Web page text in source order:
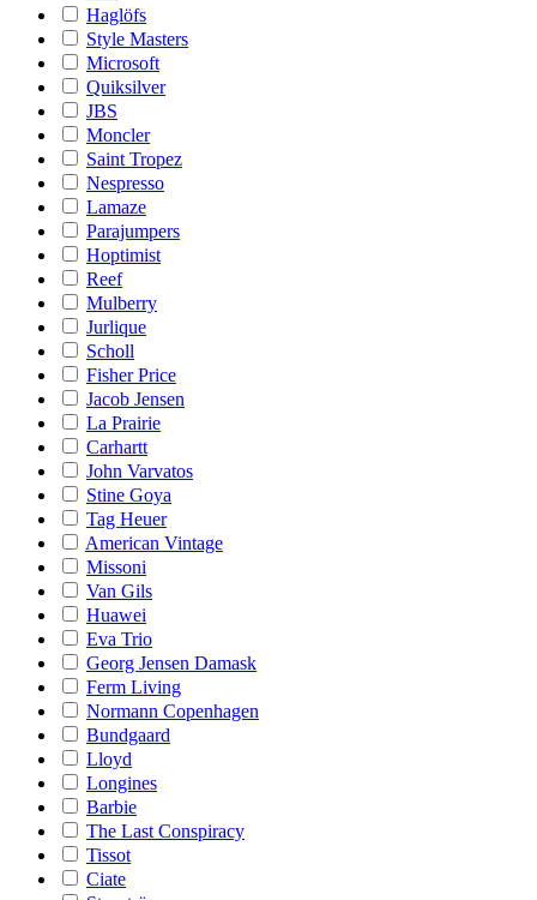
Haglöfs
Style Masters
Microsoft
Quiksilver
JBS
Moncler
Saint Tropez
Nespresso
Lamaze
Parajumpers
Hoptimist
Reef
Mulberry
Jurlique
Scholl
Fisher Price
Jacob Jensen
La Prairie
Carhartt
John Varvatos
Stine Goya
Tag Heuer
American Vintage
Missoni
Van Gils
Huawei
Eva Trio
Georg Jensen Damask
Ferm Living
Normann Copenhagen
Bundgaard
Lloyd
Longines
Barbie
The Last Conspiracy
Tissot
Ciate